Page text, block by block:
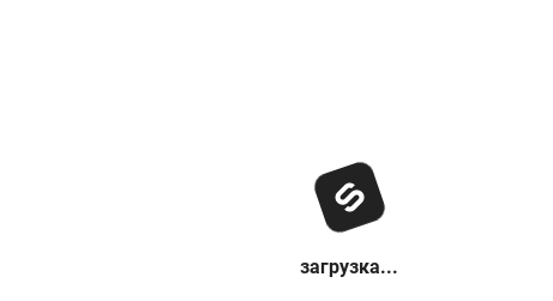
загрузка...